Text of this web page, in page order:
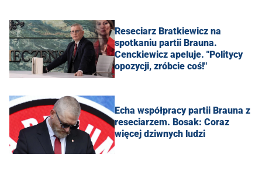
Reseciarz Bratkiewicz na
spotkaniu partii Brauna.
Cenckiewicz apeluje. "Politycy
opozycji, zróbcie coś!"
Echa współpracy partii Brauna z
reseciarzem. Bosak: Coraz
więcej dziwnych ludzi